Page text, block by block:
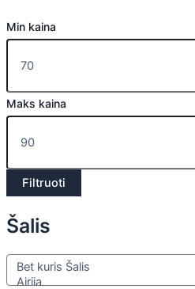
Min kaina
Maks kaina
Filtruoti
Šalis